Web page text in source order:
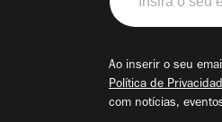
o
seu
Ao inserir o seu
Política de
com notícias,